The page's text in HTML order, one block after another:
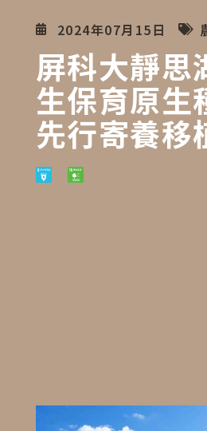
2024年07月15日
屏科大靜思
生保育原生
先行寄養移